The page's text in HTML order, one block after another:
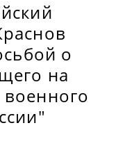
о
на